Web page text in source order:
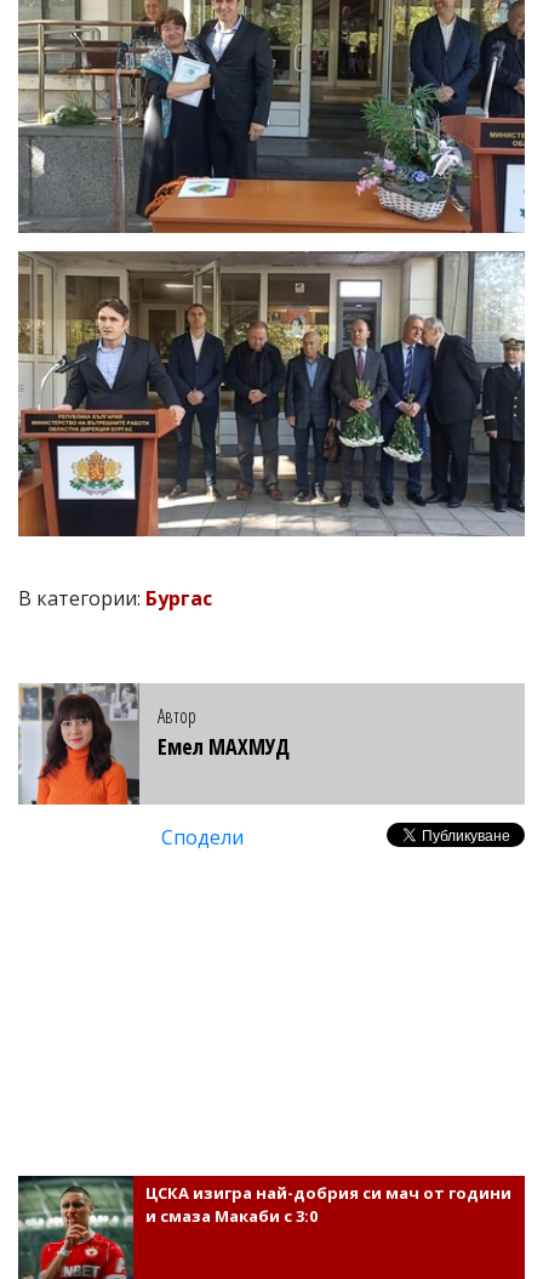
В категории: Бургас
Автор
Емел МАХМУД
Сподели
ЦСКА изигра най-добрия си мач от години
и смаза Макаби с 3:0